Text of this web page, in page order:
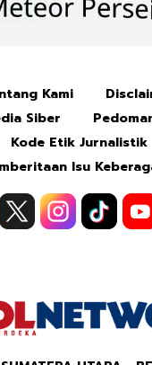
Kami
Siber
Kode Etik Jurnalistik
Isu